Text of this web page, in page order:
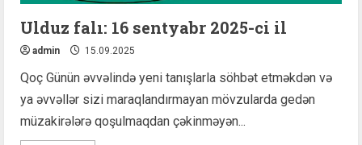
Ulduz falı: 16 sentyabr 2025-ci il
admin 15.09.2025
Qoç Günün əvvəlində yeni tanışlarla söhbət etməkdən və
ya əvvəllər sizi maraqlandırmayan mövzularda gedən
müzakirələrə qoşulmaqdan çəkinməyən...